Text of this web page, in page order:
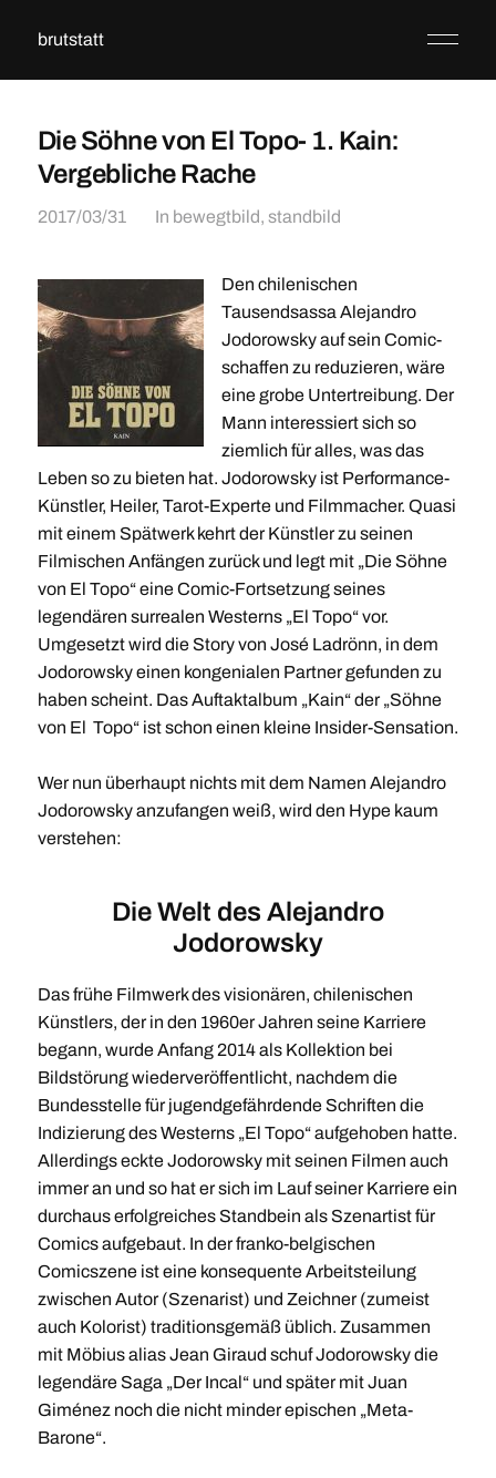
brutstatt
Die Söhne von El Topo- 1. Kain:
Vergebliche Rache
2017/03/31 In bewegtbild, standbild
Den chilenischen
Tausendsassa Alejandro
Jodorowsky auf sein Comic-
schaffen zu reduzieren, wäre
eine grobe Untertreibung. Der
Mann interessiert sich so
ziemlich für alles, was das
Leben so zu bieten hat. Jodorowsky ist Performance-
Künstler, Heiler, Tarot-Experte und Filmmacher. Quasi
mit einem Spätwerk kehrt der Künstler zu seinen
Filmischen Anfängen zurück und legt mit „Die Söhne
von El Topo“ eine Comic-Fortsetzung seines
legendären surrealen Westerns „El Topo“ vor.
Umgesetzt wird die Story von José Ladrönn, in dem
Jodorowsky einen kongenialen Partner gefunden zu
haben scheint. Das Auftaktalbum „Kain“ der „Söhne
von El Topo“ ist schon einen kleine Insider-Sensation.
Wer nun überhaupt nichts mit dem Namen Alejandro
Jodorowsky anzufangen weiß, wird den Hype kaum
verstehen:
Die Welt des Alejandro
Jodorowsky
Das frühe Filmwerk des visionären, chilenischen
Künstlers, der in den 1960er Jahren seine Karriere
begann, wurde Anfang 2014 als Kollektion bei
Bildstörung wiederveröffentlicht, nachdem die
Bundesstelle für jugendgefährdende Schriften die
Indizierung des Westerns „El Topo“ aufgehoben hatte.
Allerdings eckte Jodorowsky mit seinen Filmen auch
immer an und so hat er sich im Lauf seiner Karriere ein
durchaus erfolgreiches Standbein als Szenartist für
Comics aufgebaut. In der franko-belgischen
Comicszene ist eine konsequente Arbeitsteilung
zwischen Autor (Szenarist) und Zeichner (zumeist
auch Kolorist) traditionsgemäß üblich. Zusammen
mit Möbius alias Jean Giraud schuf Jodorowsky die
legendäre Saga „Der Incal“ und später mit Juan
Giménez noch die nicht minder epischen „Meta-
Barone“.